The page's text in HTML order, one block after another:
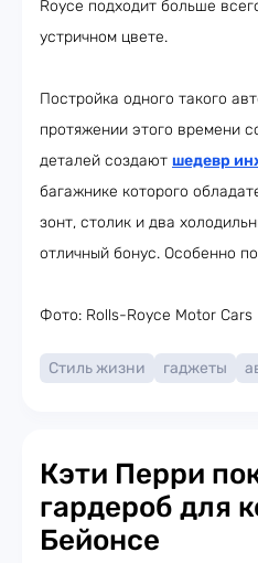
Royce подходит больше
устричном цвете.
Постройка одного такого
протяжении этого времени
деталей создают шедевр
багажнике которого
зонт, столик и два
отличный бонус. Особенно
Фото: Rolls-Royce Motor Cars
Стиль жизни гаджеты
Кэти Перри
гардероб для
Бейонсе